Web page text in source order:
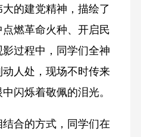
的建党精神，描绘了
燃革命火种、开启民
过程中，同学们全神
人处，现场不时传来
闪烁着敬佩的泪光。
合的方式，同学们在